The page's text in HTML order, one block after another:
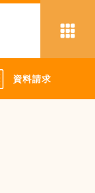
資料請求